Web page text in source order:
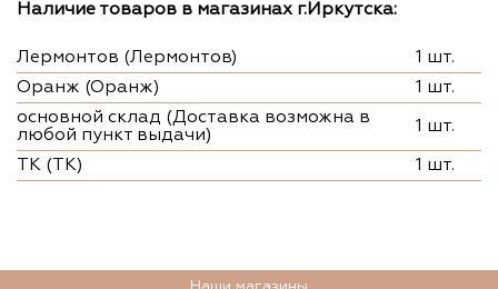
Наличие товаров в магазинах г.Иркутска:
Лермонтов (Лермонтов)
1 шт.
Оранж (Оранж)
1 шт.
основной склад (Доставка возможна в
любой пункт выдачи)
1 шт.
ТК (ТК) 1 шт.